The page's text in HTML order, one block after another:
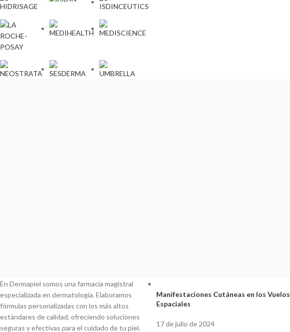
En Dermapiel somos una farmacia magistral
especializada en dermatología. Elaboramos
fórmulas personalizadas con los más altos
estándares de calidad, ofreciendo soluciones
seguras y efectivas para el cuidado de tu piel.
Manifestaciones Cutáneas en los Vuelos
Espaciales
17 de julio de 2024